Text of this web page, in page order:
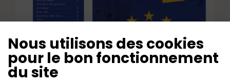
Nous utilisons des cookies
pour le bon fonctionnement
du site